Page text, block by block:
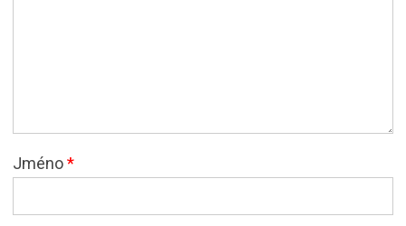
Jméno*